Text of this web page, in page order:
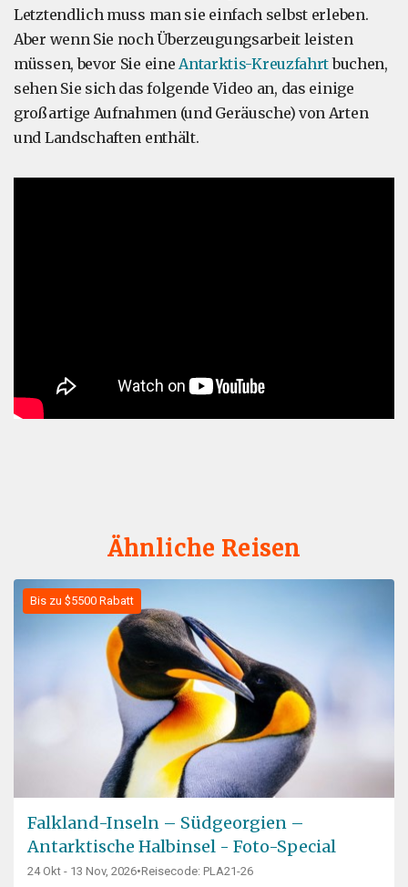
Letztendlich muss man sie einfach selbst erleben.
Aber wenn Sie noch Überzeugungsarbeit leisten
müssen, bevor Sie eineAntarktis-Kreuzfahrtbuchen,
sehen Sie sich das folgende Video an, das einige
großartige Aufnahmen (und Geräusche) von Arten
und Landschaften enthält.
Ähnliche Reisen
Bis zu $5500 Rabatt
Falkland-Inseln – Südgeorgien –
Antarktische Halbinsel - Foto-Special
24 Okt - 13 Nov, 2026•Reisecode: PLA21-26